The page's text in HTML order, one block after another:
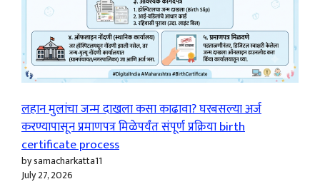
लहान मुलांचा जन्म दाखला कसा काढावा? घरबसल्या अर्ज
करण्यापासून प्रमाणपत्र मिळेपर्यंत संपूर्ण प्रक्रिया birth
certificate process
by samacharkatta11
July 27, 2026